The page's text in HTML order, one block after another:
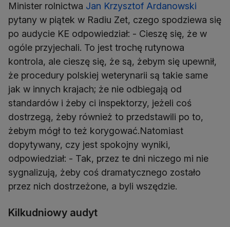
Minister rolnictwa Jan Krzysztof Ardanowski
pytany w piątek w Radiu Zet, czego spodziewa się
po audycie KE odpowiedział: - Cieszę się, że w
ogóle przyjechali. To jest trochę rutynowa
kontrola, ale cieszę się, że są, żebym się upewnił,
że procedury polskiej weterynarii są takie same
jak w innych krajach; że nie odbiegają od
standardów i żeby ci inspektorzy, jeżeli coś
dostrzegą, żeby również to przedstawili po to,
żebym mógł to też korygować.Natomiast
dopytywany, czy jest spokojny wyniki,
odpowiedział: - Tak, przez te dni niczego mi nie
sygnalizują, żeby coś dramatycznego zostało
przez nich dostrzeżone, a byli wszędzie.
Kilkudniowy audyt